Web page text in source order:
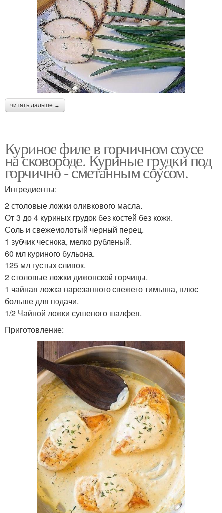
читать дальше →
Куриное филе в горчичном соусе
на сковороде. Куриные грудки под
горчично - сметанным соусом.
Ингредиенты:
2 столовые ложки оливкового масла.
От 3 до 4 куриных грудок без костей без кожи.
Соль и свежемолотый черный перец.
1 зубчик чеснока, мелко рубленый.
60 мл куриного бульона.
125 мл густых сливок.
2 столовые ложки дижонской горчицы.
1 чайная ложка нарезанного свежего тимьяна, плюс
больше для подачи.
1/2 Чайной ложки сушеного шалфея.
Приготовление: